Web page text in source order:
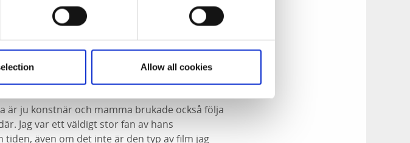
Allow all cookies
att träffa och prata med mottagaren av
i Grundsund så åkte vi ibland till
är ju konstnär och mamma brukade också följa
Jag var ett väldigt stor fan av hans
även om det inte är den typ av film jag